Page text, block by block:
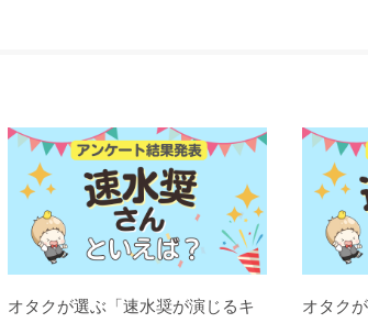
オタクが選ぶ「速水奨が演じるキ
オタク